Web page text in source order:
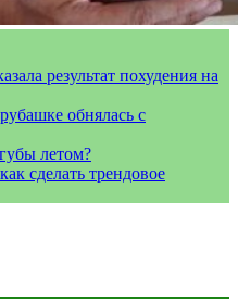
результат похудения на
обнялась с
летом?
сделать трендовое